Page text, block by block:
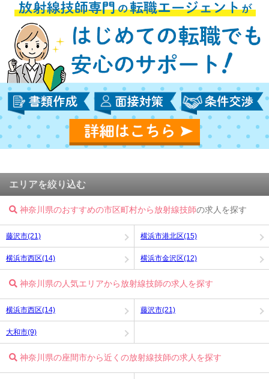
エリアを絞り込む
神奈川県のおすすめの市区町村から放射線技師の求人を探す
藤沢市(21) 横浜市港北区(15)
横浜市西区(14) 横浜市金沢区(12)
神奈川県の人気エリアから放射線技師の求人を探す
横浜市西区(14) 藤沢市(21)
大和市(9)
神奈川県の座間市から近くの放射線技師の求人を探す